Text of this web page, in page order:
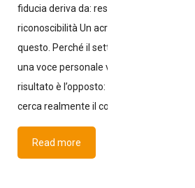
fiducia deriva da: responsabilità
riconoscibilità Un acronimo da solo non
questo. Perché il settore parla “senza
una voce personale venga percepita
risultato è l’opposto: l’anonimato genera
cerca realmente il consumatore? Non
Read more